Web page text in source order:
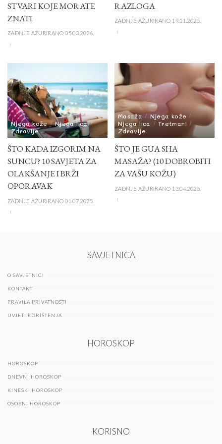
STVARI KOJE MORATE
ZNATI
ZADNJE AŽURIRANO 05.03.2026.
RAZLOGA
ZADNJE AŽURIRANO 19.11.2025.
Njega kože
Njega lica
Zdravlje
ŠTO KADA IZGORIM NA
SUNCU? 10 SAVJETA ZA
OLAKŠANJE I BRŽI
OPORAVAK
ZADNJE AŽURIRANO 01.07.2025.
Masaža
Njega kože
Njega lica
Tretmani
Zdravlje
ŠTO JE GUA SHA
MASAŽA? (10 DOBROBITI
ZA VAŠU KOŽU)
ZADNJE AŽURIRANO 13.04.2025.
SAVJETNICA
O SAVJETNICI
KONTAKT
PRAVILA PRIVATNOSTI
UVJETI KORIŠTENJA
HOROSKOP
HOROSKOP
DNEVNI HOROSKOP
KINESKI HOROSKOP
OSOBNI HOROSKOP
KORISNO